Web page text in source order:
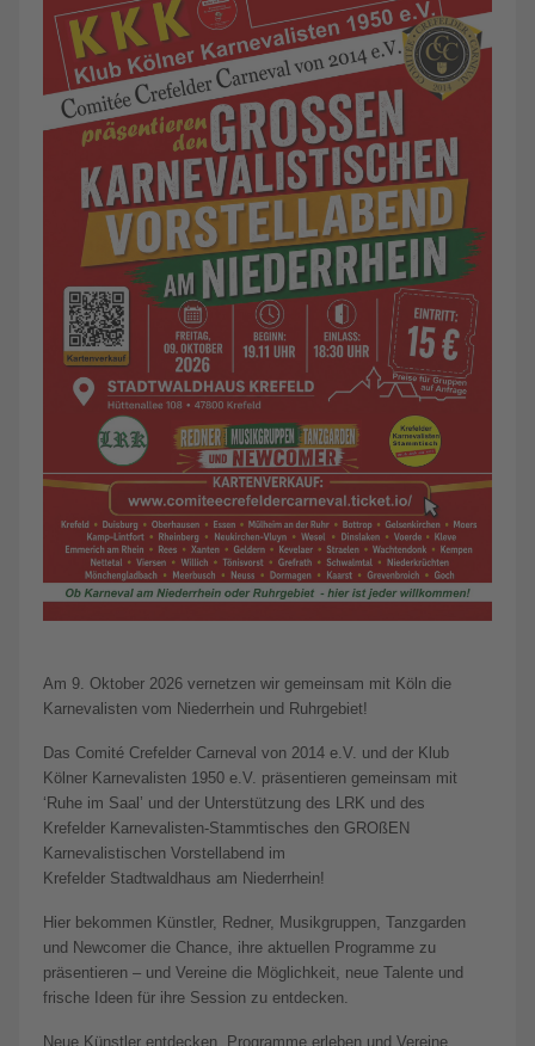
Am 9. Oktober 2026 vernetzen wir gemeinsam mit Köln die
Karnevalisten vom Niederrhein und Ruhrgebiet!
Das Comité Crefelder Carneval von 2014 e.V. und der Klub
Kölner Karnevalisten 1950 e.V. präsentieren gemeinsam mit
‘Ruhe im Saal’ und der Unterstützung des LRK und des
Krefelder Karnevalisten-Stammtisches den GROßEN
Karnevalistischen Vorstellabend im
Krefelder Stadtwaldhaus am Niederrhein!
Hier bekommen Künstler, Redner, Musikgruppen, Tanzgarden
und Newcomer die Chance, ihre aktuellen Programme zu
präsentieren – und Vereine die Möglichkeit, neue Talente und
frische Ideen für ihre Session zu entdecken.
Neue Künstler entdecken, Programme erleben und Vereine